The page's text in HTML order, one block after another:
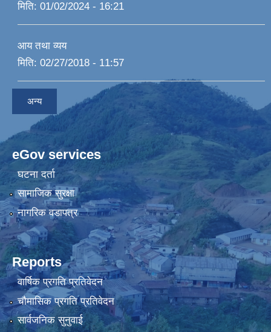
मिति: 01/02/2024 - 16:21
आय तथा व्यय
मिति: 02/27/2018 - 11:57
अन्य
eGov services
घटना दर्ता
सामाजिक सुरक्षा
नागरिक वडापत्र
Reports
वार्षिक प्रगति प्रतिवेदन
चौमासिक प्रगति प्रतिवेदन
सार्वजनिक सुनुवाई